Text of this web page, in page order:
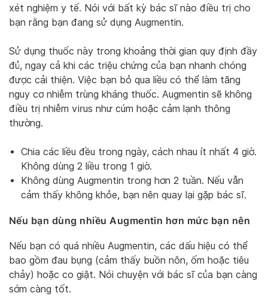
xét nghiệm y tế. Nói với bất kỳ bác sĩ nào điều trị cho
bạn rằng bạn đang sử dụng Augmentin.
Sử dụng thuốc này trong khoảng thời gian quy định đầy
đủ, ngay cả khi các triệu chứng của bạn nhanh chóng
được cải thiện. Việc bạn bỏ qua liều có thể làm tăng
nguy cơ nhiễm trùng kháng thuốc. Augmentin sẽ không
điều trị nhiễm virus như cúm hoặc cảm lạnh thông
thường.
Chia các liều đều trong ngày, cách nhau ít nhất 4 giờ.
Không dùng 2 liều trong 1 giờ.
Không dùng Augmentin trong hơn 2 tuần. Nếu vẫn
cảm thấy không khỏe, bạn nên quay lại gặp bác sĩ.
Nếu bạn dùng nhiều Augmentin hơn mức bạn nên
Nếu bạn có quá nhiều Augmentin, các dấu hiệu có thể
bao gồm đau bụng (cảm thấy buồn nôn, ốm hoặc tiêu
chảy) hoặc co giật. Nói chuyện với bác sĩ của bạn càng
sớm càng tốt.